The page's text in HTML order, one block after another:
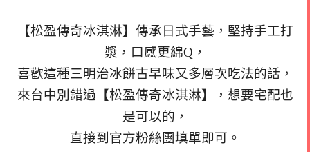
【松盈傳奇冰淇淋】傳承日式手藝，堅持手工打
漿，口感更綿Q，
喜歡這種三明治冰餅古早味又多層次吃法的話，
來台中別錯過【松盈傳奇冰淇淋】，想要宅配也
是可以的，
直接到官方粉絲團填單即可。